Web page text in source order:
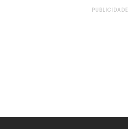
PUBLICIDADE